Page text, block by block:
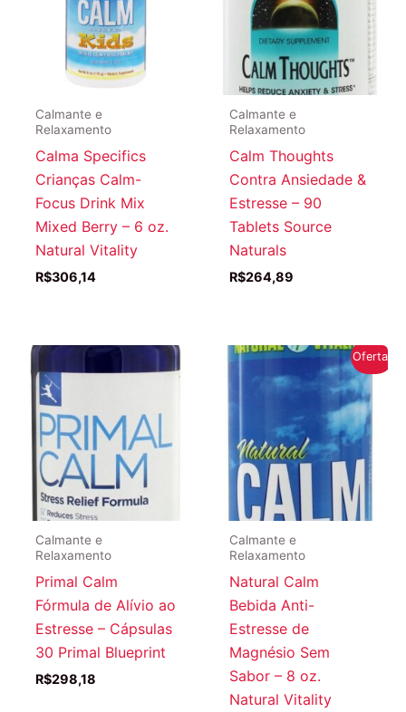
Calmante e
Relaxamento
Calma Specifics
Crianças Calm-
Focus Drink Mix
Mixed Berry – 6 oz.
Natural Vitality
R$306,14
Calmante e
Relaxamento
Calm Thoughts
Contra Ansiedade &
Estresse – 90
Tablets Source
Naturals
R$264,89
Calmante e
Relaxamento
Primal Calm
Fórmula de Alívio ao
Estresse – Cápsulas
30 Primal Blueprint
R$298,18
Oferta!
Calmante e
Relaxamento
Natural Calm
Bebida Anti-
Estresse de
Magnésio Sem
Sabor – 8 oz.
Natural Vitality